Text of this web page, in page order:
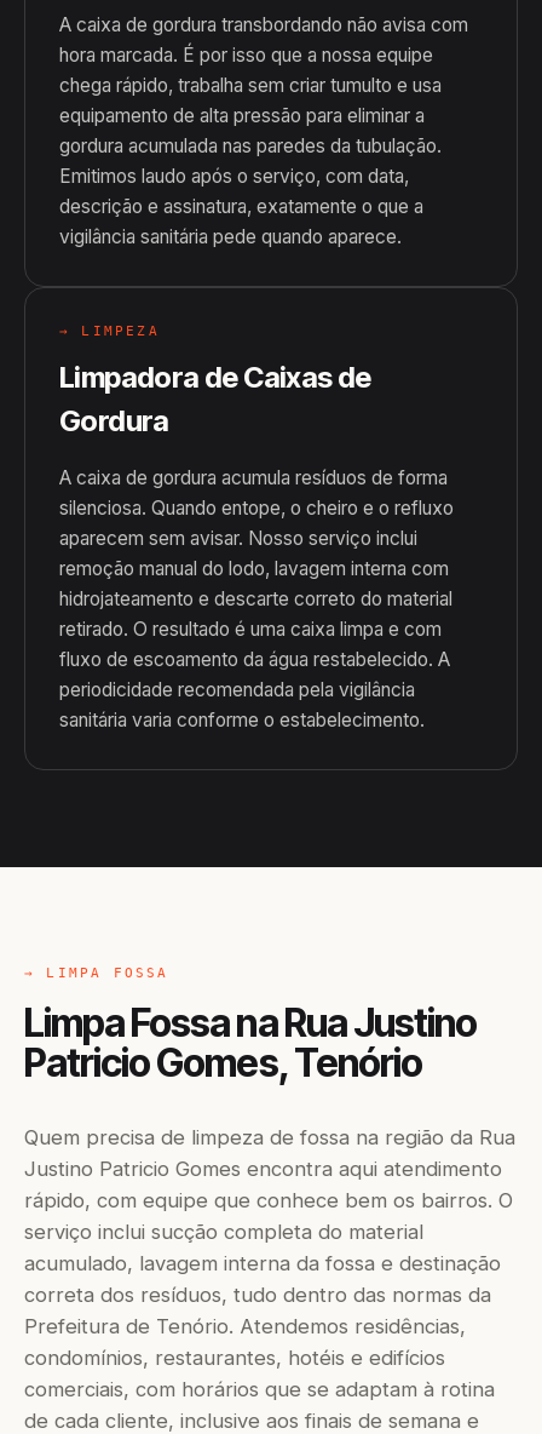
A caixa de gordura transbordando não avisa com
hora marcada. É por isso que a nossa equipe
chega rápido, trabalha sem criar tumulto e usa
equipamento de alta pressão para eliminar a
gordura acumulada nas paredes da tubulação.
Emitimos laudo após o serviço, com data,
descrição e assinatura, exatamente o que a
vigilância sanitária pede quando aparece.
→ LIMPEZA
Limpadora de Caixas de
Gordura
A caixa de gordura acumula resíduos de forma
silenciosa. Quando entope, o cheiro e o refluxo
aparecem sem avisar. Nosso serviço inclui
remoção manual do lodo, lavagem interna com
hidrojateamento e descarte correto do material
retirado. O resultado é uma caixa limpa e com
fluxo de escoamento da água restabelecido. A
periodicidade recomendada pela vigilância
sanitária varia conforme o estabelecimento.
→ LIMPA FOSSA
Limpa Fossa na Rua Justino
Patricio Gomes, Tenório
Quem precisa de limpeza de fossa na região da Rua
Justino Patricio Gomes encontra aqui atendimento
rápido, com equipe que conhece bem os bairros. O
serviço inclui sucção completa do material
acumulado, lavagem interna da fossa e destinação
correta dos resíduos, tudo dentro das normas da
Prefeitura de Tenório. Atendemos residências,
condomínios, restaurantes, hotéis e edifícios
comerciais, com horários que se adaptam à rotina
de cada cliente, inclusive aos finais de semana e